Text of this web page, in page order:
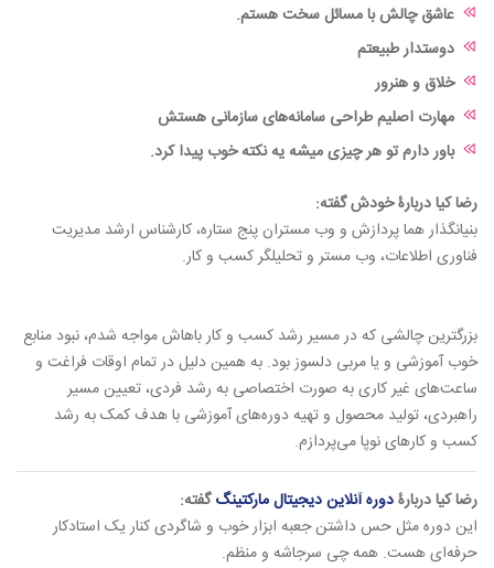
عاشق چالش با مسائل سخت هستم.
دوستدار طبیعتم
خلاق و هنرور
مهارت اصلیم طراحی سامانه‌های سازمانی هستش
باور دارم تو هر چیزی میشه یه نکته خوب پیدا کرد.
رضا کیا دربارۀ خودش گفته:
بنیانگذار هما پردازش و وب مستران پنج ستاره، کارشناس ارشد مدیریت
فناوری اطلاعات، وب مستر و تحلیلگر کسب و کار.
بزرگترین چالشی که در مسیر رشد کسب و کار باهاش مواجه شدم، نبود منابع
خوب آموزشی و یا مربی دلسوز بود. به همین دلیل در تمام اوقات فراغت و
ساعت‌های غیر کاری به صورت اختصاصی به رشد فردی، تعیین مسیر
راهبردی، تولید محصول و تهیه دوره‌های آموزشی با هدف کمک به رشد
کسب و کارهای نوپا می‌پردازم.
رضا کیا دربارۀدوره آنلاین دیجیتال مارکتینگگفته:
این دوره مثل حس داشتن جعبه ابزار خوب و شاگردی کنار یک استادکار
حرفه‌ای هست. همه چی سرجاشه و منظم.